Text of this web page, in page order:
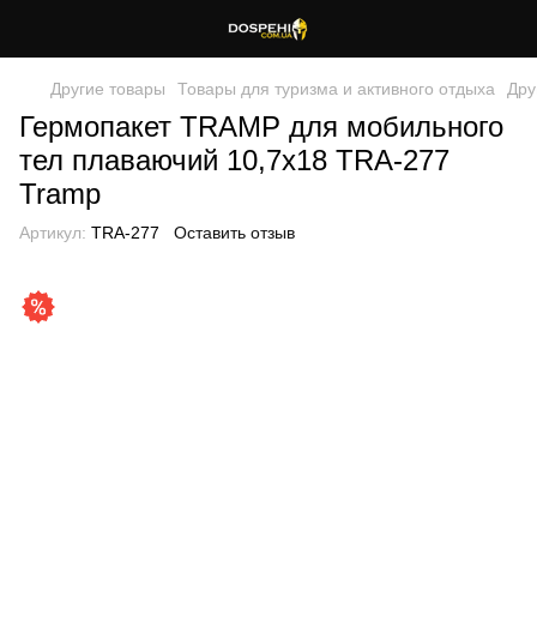
Другие товары Товары для туризма и активного отдыха
Гермопакет TRAMP для мобильного
тел плаваючий 10,7х18 TRA-277
Tramp
Артикул: TRA-277 Оставить отзыв